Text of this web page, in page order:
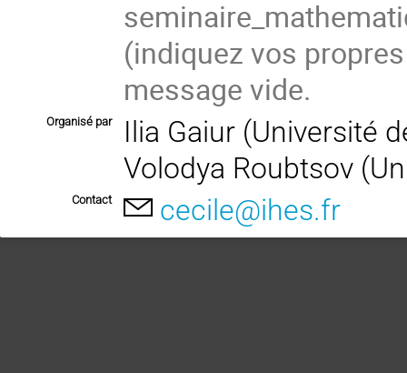
(indiquez vos
message vide.
Organisé par
Ilia Gaiur (Université
Volodya Roubtsov
Contact cecile@ihes.fr